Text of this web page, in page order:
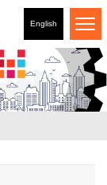
English